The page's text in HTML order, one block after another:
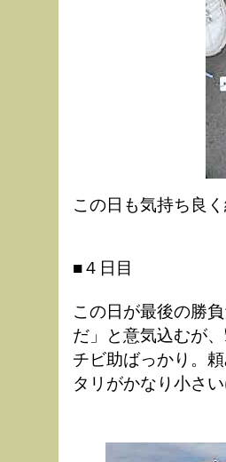
この日も気持ち良
■４日目
この日が最後の勝
だ」と意気込むが
チビ助ばっかり。
タリがかなり小さ